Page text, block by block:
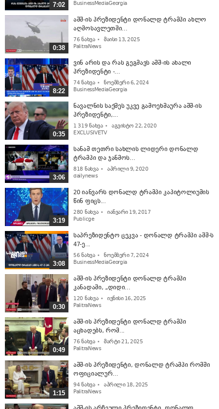
7:02
BusinessMediaGeorgia
0:38
აშშ-ის პრეზიდენტი დონალდ ტრამპი ახლო
აღმოსავლეთში...
76 ნახვა
მაისი 13, 2025
PalitraNews
8:22
ვინ არის და რას გეგმავს აშშ-ის ახალი
პრეზიდენტი -...
74 ნახვა
ნოემბერი 6, 2024
BusinessMediaGeorgia
0:35
ნავალნის საქმეს უკვე გამოეხმაურა აშშ-ის
პრეზიდენტი,...
1 319 ნახვა
აგვისტო 22, 2020
EXCLUSIVETV
3:06
სანამ თეთრი სახლის ლიდერი დონალდ
ტრამპი და ჯანმოს...
818 ნახვა
აპრილი 9, 2020
dailynews
3:19
20 იანვარს დონალდ ტრამპი კაპიტოლიუმის
წინ ფიცს...
280 ნახვა
იანვარი 19, 2017
Publicge
3:08
საპრეზიდენტო ცეკვა - დონალდ ტრამპი აშშ-ს
47-ე...
56 ნახვა
ნოემბერი 7, 2024
BusinessMediaGeorgia
0:30
აშშ-ის პრეზიდენტი დონალდ ტრამპი
კანადაში, „დიდი...
120 ნახვა
ივნისი 16, 2025
PalitraNews
0:49
აშშ-ის პრეზიდენტი დონალდ ტრამპი
აცხადებს, რომ...
76 ნახვა
მარტი 21, 2025
PalitraNews
1:15
აშშ-ის პრეზიდენტი, დონალდ ტრამპი რომში
ოფიციალურ...
94 ნახვა
აპრილი 18, 2025
PalitraNews